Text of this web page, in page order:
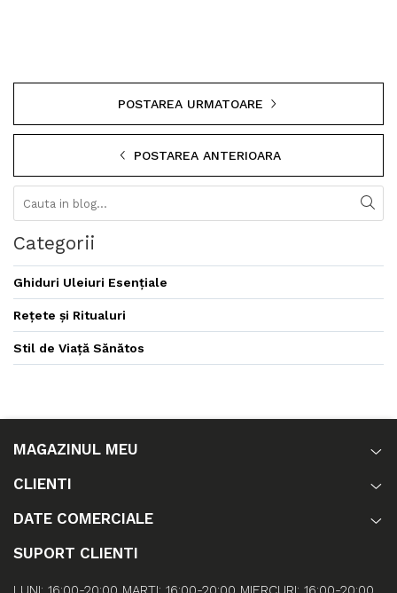
POSTAREA URMATOARE
POSTAREA ANTERIOARA
Categorii
Ghiduri Uleiuri Esențiale
Rețete și Ritualuri
Stil de Viață Sănătos
MAGAZINUL MEU
CLIENTI
DATE COMERCIALE
SUPORT CLIENTI